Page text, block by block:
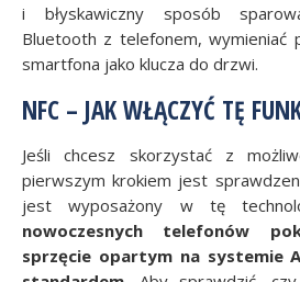
i błyskawiczny sposób
Bluetooth z telefonem, wymieniać
smartfona jako klucza do drzwi.
NFC – JAK WŁĄCZYĆ TĘ
Jeśli chcesz skorzystać z
pierwszym krokiem jest
jest wyposażony w tę
nowoczesnych telefonów
sprzęcie opartym na systemie